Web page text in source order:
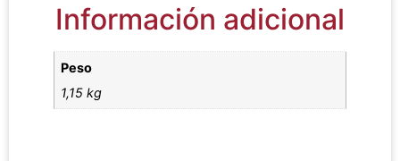
Información adicional
Peso
1,15 kg